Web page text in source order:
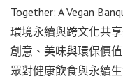
Together: A Vegan
環境永續與跨文化共
創意、美味與環保價
眾對健康飲食與永續